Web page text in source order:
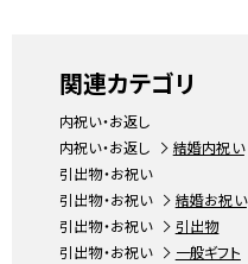
関連カテゴリ
内祝い・お返し
内祝い・お返し
結婚内祝い
引出物・お祝い
引出物・お祝い
結婚お祝い
引出物・お祝い
引出物
引出物・お祝い
一般ギフト